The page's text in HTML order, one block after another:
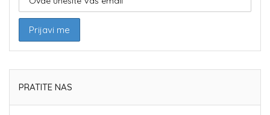
PRATITE NAS